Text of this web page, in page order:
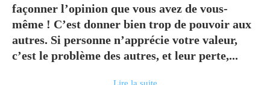
façonner l’opinion que vous avez de vous-
même ! C’est donner bien trop de pouvoir aux
autres. Si personne n’apprécie votre valeur,
c’est le problème des autres, et leur perte,...